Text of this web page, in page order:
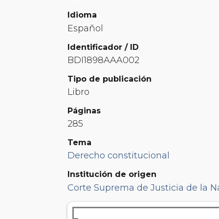
Idioma
Español
Identificador / ID
BDI1898AAA002
Tipo de publicación
Libro
Páginas
285
Tema
Derecho constitucional
Institución de origen
Corte Suprema de Justicia de la